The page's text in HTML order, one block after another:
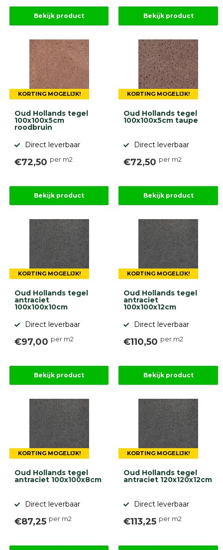
Bekijk product Bekijk product
KORTING MOGELIJK!
Oud Hollands tegel
100x100x5cm
roodbruin
Direct leverbaar
€72,50 per m2
Bekijk product
KORTING MOGELIJK!
Oud Hollands tegel
100x100x5cm taupe
Direct leverbaar
€72,50 per m2
Bekijk product
KORTING MOGELIJK!
Oud Hollands tegel
antraciet
100x100x10cm
Direct leverbaar
€97,00 per m2
Bekijk product
KORTING MOGELIJK!
Oud Hollands tegel
antraciet
100x100x12cm
Direct leverbaar
€110,50 per m2
Bekijk product
KORTING MOGELIJK!
Oud Hollands tegel
antraciet 100x100x8cm
Direct leverbaar
€87,25 per m2
KORTING MOGELIJK!
Oud Hollands tegel
antraciet 120x120x12cm
Direct leverbaar
€113,25 per m2